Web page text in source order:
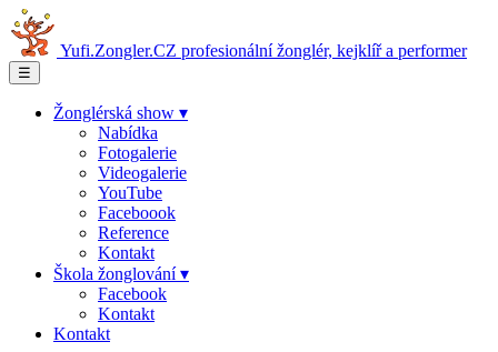
Yufi.Zongler.CZ profesionální žonglér, kejklíř a performer
☰
Žonglérská show ▾
Nabídka
Fotogalerie
Videogalerie
YouTube
Faceboook
Reference
Kontakt
Škola žonglování ▾
Facebook
Kontakt
Kontakt